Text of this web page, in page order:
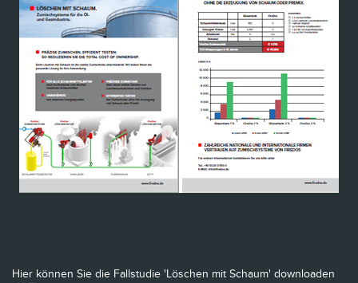
Hier können Sie die Fallstudie 'Löschen mit Schaum' downloaden